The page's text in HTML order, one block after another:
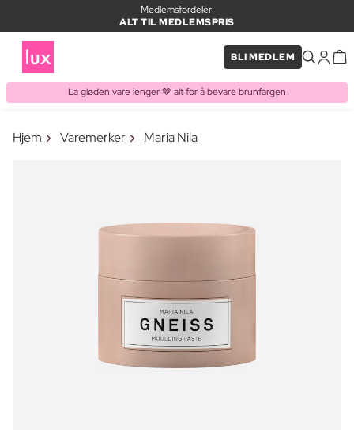
Medlemsfordeler:
ALT TIL MEDLEMSPRIS
BLI MEDLEM
La gløden vare lenger 🤎 alt for å bevare brunfargen
VARE LAGT I HANDLEKURVEN
Hjem Varemerker Maria Nila